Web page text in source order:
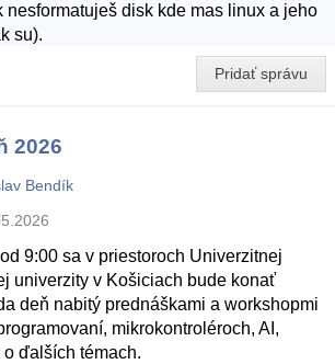
nesformatuješ disk kde mas linux a jeho
su).
Pridať správu
2026
Bendík
9:00 sa v priestoroch Univerzitnej
univerzity v Košiciach bude konať
deň nabitý prednáškami a workshopmi
mikrokontroléroch, AI,
ďalších témach.